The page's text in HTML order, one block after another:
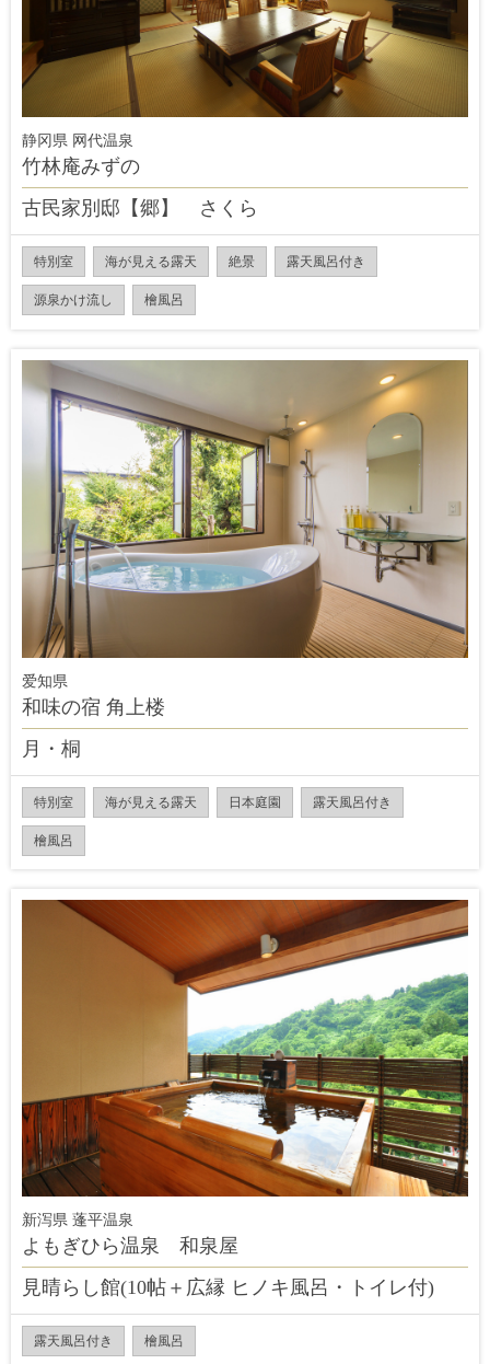
静冈県 网代温泉
竹林庵みずの
古民家別邸【郷】 さくら
特別室 海が見える露天 絶景 露天風呂付き
源泉かけ流し 檜風呂
爱知県
和味の宿 角上楼
月・桐
特別室 海が見える露天 日本庭園 露天風呂付き
檜風呂
新泻県 蓬平温泉
よもぎひら温泉 和泉屋
見晴らし館(10帖＋広縁 ヒノキ風呂・トイレ付)
露天風呂付き 檜風呂